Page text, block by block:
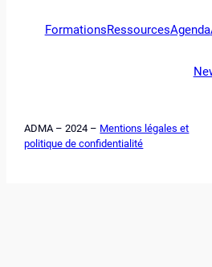
FormationsRessourcesAgenda
ADMA – 2024 – Mentions légales et
politique de confidentialité